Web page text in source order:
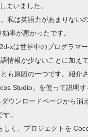
まいました。
私は英語力があまりない
率が悪かったです。
xは世界中のプログラマ
情報が少ないことに加え
も原因の一つです。紹介
Studio」を使って説明
ウンロードページから消
。
く、プロジェクトを